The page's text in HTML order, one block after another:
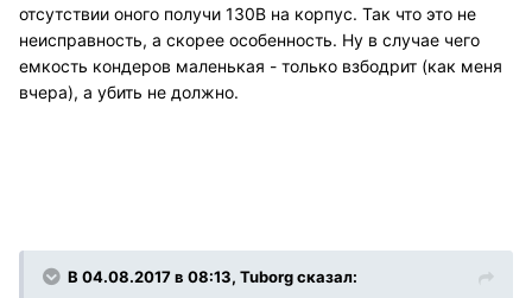
отсутствии оного получи 130В на корпус. Так что это не
неисправность, а скорее особенность. Ну в случае чего
емкость кондеров маленькая - только взбодрит (как меня
вчера), а убить не должно.
В 04.08.2017 в 08:13, Tuborg сказал: